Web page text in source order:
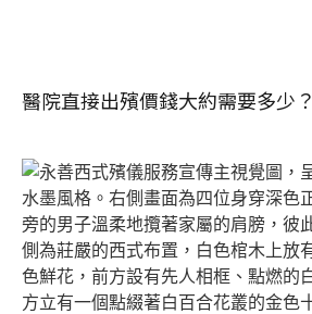
醫院直接出殯價錢大約需要多少？